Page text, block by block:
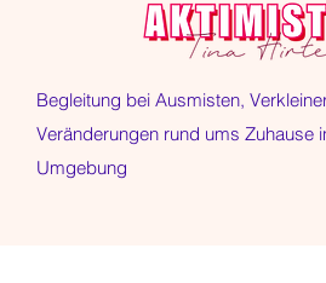
Begleitung bei Ausmisten,
Veränderungen rund ums Zuhause
Umgebung